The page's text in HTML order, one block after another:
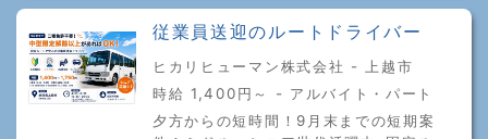
従業員送迎のルートドライバー
ヒカリヒューマン株式会社 - 上越市
時給 1,400円～ - アルバイト・パート
夕方からの短時間！9月末までの短期案